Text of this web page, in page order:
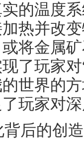
的温度
热并改
将金属
了玩家
世界的
玩家对
后的创